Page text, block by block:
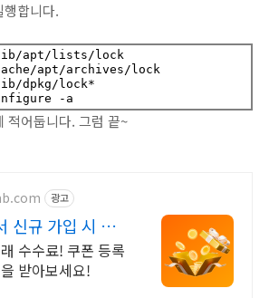
합니다.
apt/lists/lock
apt/archives/lock
dpkg/lock*
적어둡니다. 그럼 끝~
광고
신규 가입 시 5만
수수료! 쿠폰 등록
받아보세요!